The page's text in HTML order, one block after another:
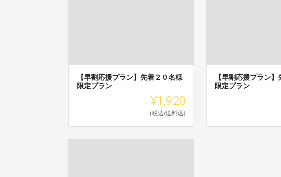
【早割応援プラン】先着２０名様
限定プラン
¥1,920
(税込/送料込)
【早割応援プラン
限定プラン